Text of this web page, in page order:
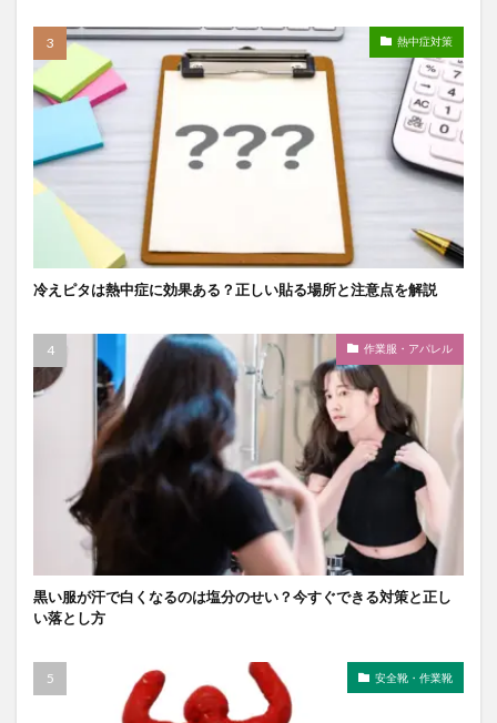
熱中症対策
冷えピタは熱中症に効果ある？正しい貼る場所と注意点を解説
作業服・アパレル
黒い服が汗で白くなるのは塩分のせい？今すぐできる対策と正し
い落とし方
安全靴・作業靴